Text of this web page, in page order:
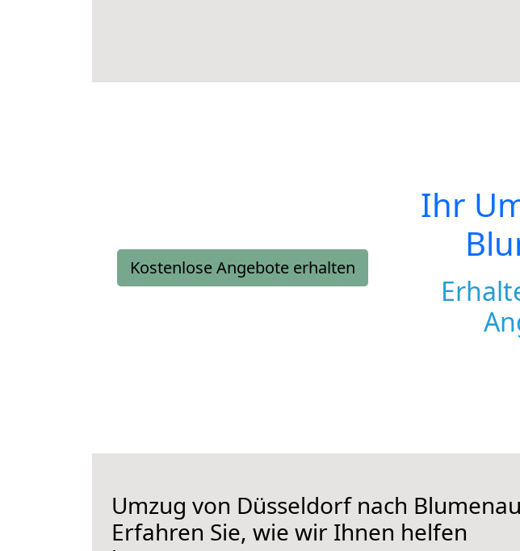
Kostenlose Angebote erhalten
Ihr
Umzug von Düsseldorf nach
Erfahren Sie, wie wir Ihnen helfen